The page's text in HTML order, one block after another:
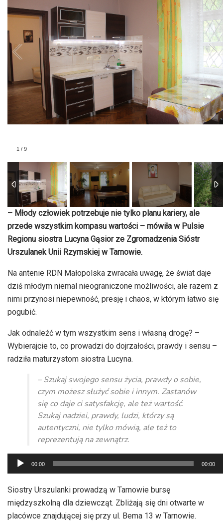
1 / 9
– Młody człowiek potrzebuje nie tylko planu kariery, ale
przede wszystkim kompasu wartości – mówiła w Pulsie
Regionu siostra Lucyna Gąsior ze Zgromadzenia Sióstr
Urszulanek Unii Rzymskiej w Tarnowie.
Na antenie RDN Małopolska zwracała uwagę, że świat daje
dziś młodym niemal nieograniczone możliwości, ale razem z
nimi przynosi niepewność, presję i chaos, w którym łatwo się
pogubić.
Jak odnaleźć w tym wszystkim sens i własną drogę? –
Wybierajcie to, co prowadzi do dojrzałości, prawdy i sensu –
radziła maturzystom siostra Lucyna.
– Szukaj swojego sensu życia, prawdy o sobie,
czym możesz służyć sobie i innym. Zastanów
się co daje ci satysfakcję, ale też wartość.
Szukaj nadziei, prawdy, ludzi, którzy są
autentyczni, nie tylko mówią, ale też to
reprezentują na zewnątrz.
Odtwarzacz
plików
dźwiękowych
00:00 00:00
Siostry Urszulanki prowadzą w Tarnowie bursę
międzyszkolną dla dziewcząt. Zbliżają się dni otwarte w
placówce znajdującej się przy ul. Bema 13 w Tarnowie.